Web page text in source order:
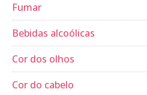
Fumar
Bebidas alcoólicas
Cor dos olhos
Cor do cabelo